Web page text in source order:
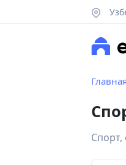
Главная
Спорт,